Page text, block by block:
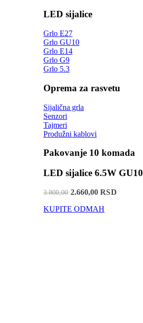
LED sijalice
Grlo E27
Grlo GU10
Grlo E14
Grlo G9
Grlo 5.3
Oprema za rasvetu
Sijalična grla
Senzori
Tajmeri
Produžni kablovi
Pakovanje 10 komada
LED sijalice 6.5W GU10
3.800,002.660,00 RSD
KUPITE ODMAH